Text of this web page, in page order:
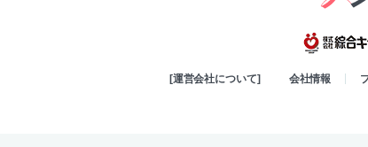
[運営会社について] 会社情報